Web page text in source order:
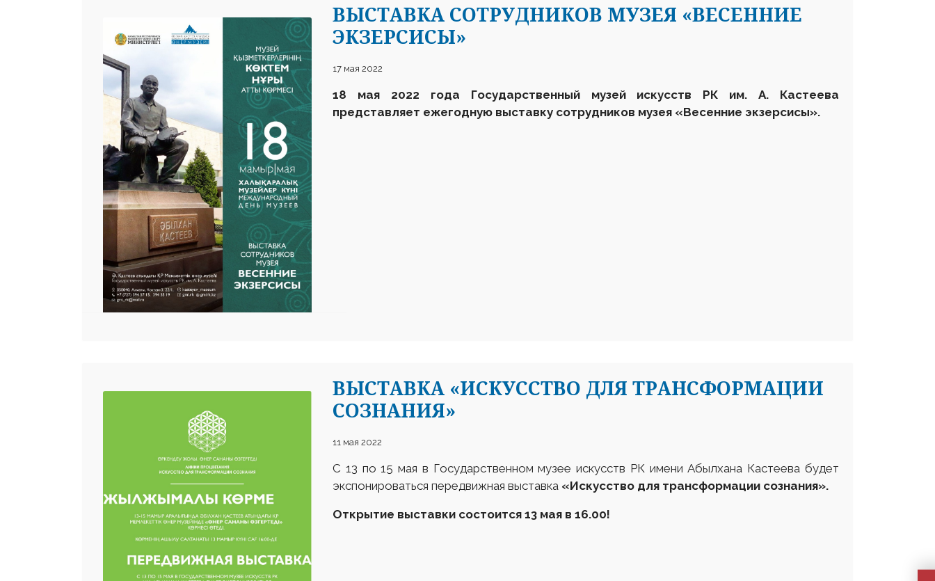
ВЫСТАВКА СОТРУДНИКОВ МУЗЕЯ «ВЕСЕННИЕ
ЭКЗЕРСИСЫ»
17 мая 2022
18 мая 2022 года Государственный музей искусств РК им. А. Кастеева
представляет ежегодную выставку сотрудников музея «Весенние экзерсисы».
ВЫСТАВКА «ИСКУССТВО ДЛЯ ТРАНСФОРМАЦИИ
СОЗНАНИЯ»
11 мая 2022
С 13 по 15 мая в Государственном музее искусств РК имени Абылхана Кастеева будет
экспонироваться передвижная выставка «Искусство для трансформации сознания».
Открытие выставки состоится 13 мая в 16.00!